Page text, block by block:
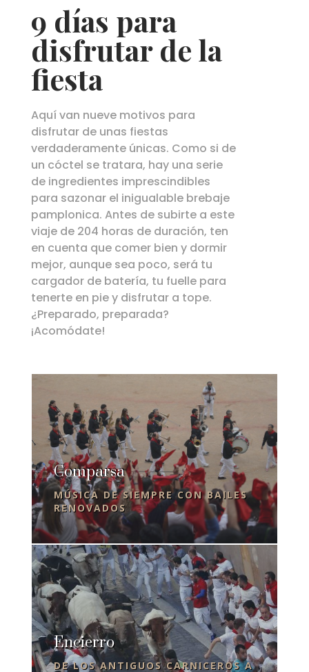
9 días para
disfrutar de la
fiesta
Aquí van nueve motivos para
disfrutar de unas fiestas
verdaderamente únicas. Como si de
un cóctel se tratara, hay una serie
de ingredientes imprescindibles
para sazonar el inigualable brebaje
pamplonica. Antes de subirte a este
viaje de 204 horas de duración, ten
en cuenta que comer bien y dormir
mejor, aunque sea poco, será tu
cargador de batería, tu fuelle para
tenerte en pie y disfrutar a tope.
¿Preparado, preparada?
¡Acomódate!
Comparsa
MÚSICA DE SIEMPRE CON BAILES
RENOVADOS
Encierro
DE LOS ANTIGUOS CARNICEROS A